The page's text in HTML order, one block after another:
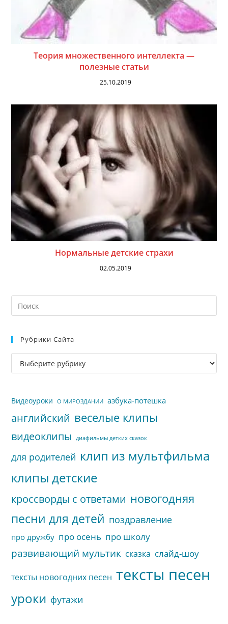
Теория множественного интеллекта —
полезные статьи
25.10.2019
Нормальные детские страхи
02.05.2019
Рубрики Сайта
Рубрики
сайта
Видеоуроки О МИРОЗДАНИИ азбука-потешка
английский веселые клипы
видеоклипы диафильмы детких сказок
для родителей клип из мультфильма
клипы детские
кроссворды с ответами новогодняя
песни для детей поздравление
про дружбу про осень про школу
развивающий мультик сказка слайд-шоу
тексты новогодних песен тексты песен
уроки футажи